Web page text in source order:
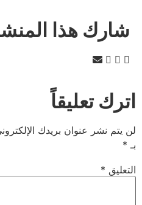
شارك هذا
اترك تعليقاً
لن يتم نشر عنوان بريدك
بـ *
التعليق *